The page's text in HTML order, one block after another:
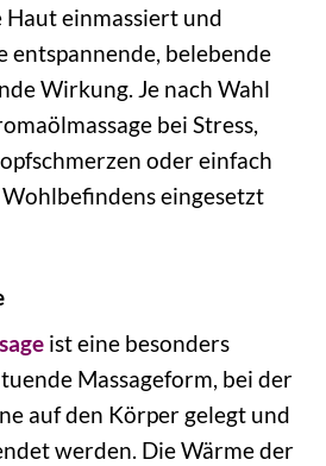
einmassiert und
entspannende, belebende
Wirkung. Je nach Wahl
bei Stress,
oder einfach
eingesetzt
ist eine besonders
Massageform, bei der
auf den Körper gelegt und
werden. Die Wärme der